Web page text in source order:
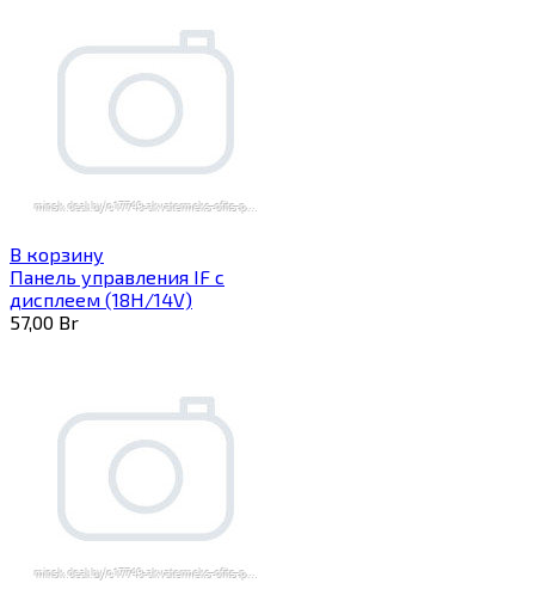
В корзину
Панель управления IF с
дисплеем (18H/14V)
57,00 Br